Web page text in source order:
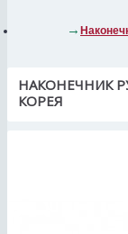
НАКОНЕЧНИК
КОРЕЯ